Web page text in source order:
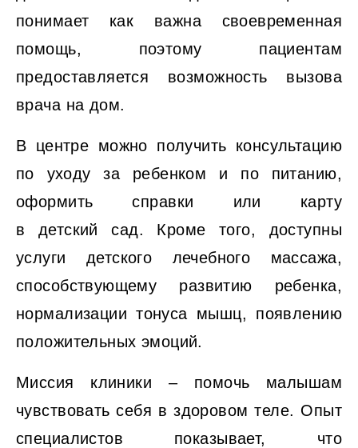
понимает как важна своевременная
помощь, поэтому пациентам
предоставляется возможность вызова
врача на дом.
В центре можно получить консультацию
по уходу за ребенком и по питанию,
оформить справки или карту
в детский сад. Кроме того, доступны
услуги детского лечебного массажа,
способствующему развитию ребенка,
нормализации тонуса мышц, появлению
положительных эмоций.
Миссия клиники – помочь малышам
чувствовать себя в здоровом теле. Опыт
специалистов показывает, что